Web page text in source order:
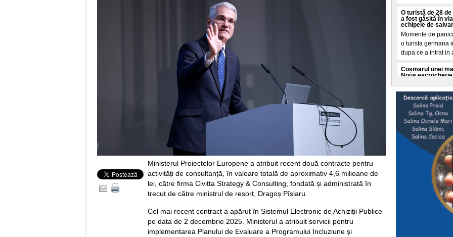
Ministerul Proiectelor Europene a atribuit recent două contracte pentru
activități de consultanță, în valoare totală de aproximativ 4,6 milioane de
lei, către firma Civitta Strategy & Consulting, fondată și administrată în
trecut de către ministrul de resort, Dragoș Pîslaru.
Cel mai recent contract a apărut în Sistemul Electronic de Achiziții Publice
pe data de 2 decembrie 2025. Ministerul a atribuit servicii pentru
implementarea Planului de Evaluare a Programului Incluziune și
O turistă de 28
a fost găsită în
echipele de
Momente de
o turista germana
dupa ce a intrat in
Coșmarul unei
Noua
O femeie din
coșmar crezand
moarte. Totul a
Cât a costat-o
„Dacă vă
va fi"
O tanara
ce a dezvaluit o
achite pentru o
Bulgaria face
Ministrul de la
România
Bulgaria face
de la Sofia se
masivBulgaria
România a